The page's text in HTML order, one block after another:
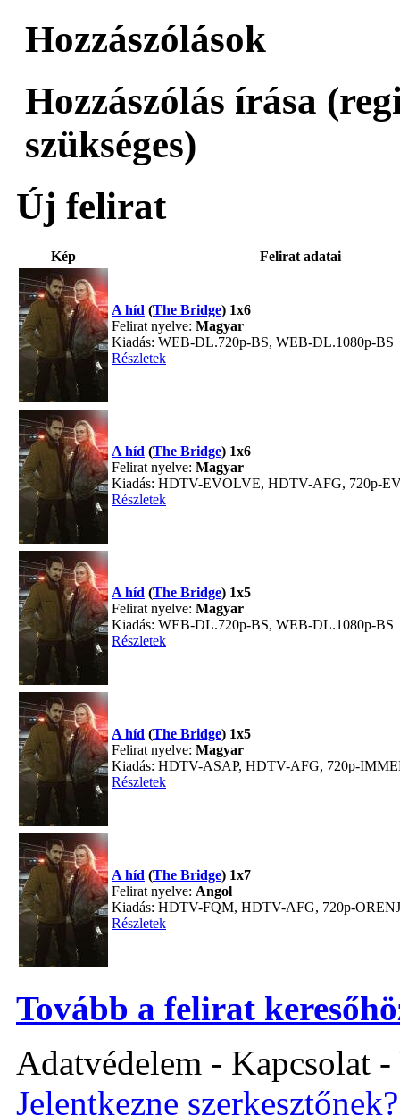
Hozzászólások
Hozzászólás írása
szükséges)
Új felirat
Kép Felirat adatai
A híd (The Bridge) 1x6
Felirat nyelve: Magyar
Kiadás: WEB-DL.720p-BS, WEB-DL.1080p-BS
Részletek
A híd (The Bridge) 1x6
Felirat nyelve: Magyar
Kiadás: HDTV-EVOLVE, HDTV-AFG, 720p-
Részletek
A híd (The Bridge) 1x5
Felirat nyelve: Magyar
Kiadás: WEB-DL.720p-BS, WEB-DL.1080p-BS
Részletek
A híd (The Bridge) 1x5
Felirat nyelve: Magyar
Kiadás: HDTV-ASAP, HDTV-AFG, 720p-
Részletek
A híd (The Bridge) 1x7
Felirat nyelve: Angol
Kiadás: HDTV-FQM, HDTV-AFG, 720p-
Részletek
Tovább a felirat
Adatvédelem - Kapcsolat
Jelentkezne szerkesztőnek?